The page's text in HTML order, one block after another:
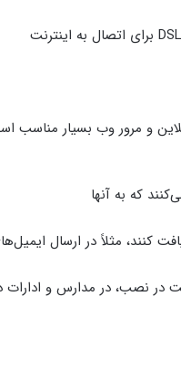
و مرور وب بسیار مناسب
کنند، مثلاً در ارسال